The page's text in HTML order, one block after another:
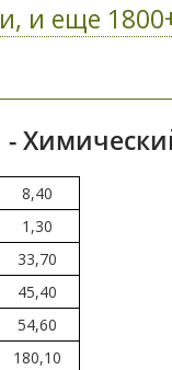
и еще
8,40
1,30
33,70
45,40
54,60
180,10